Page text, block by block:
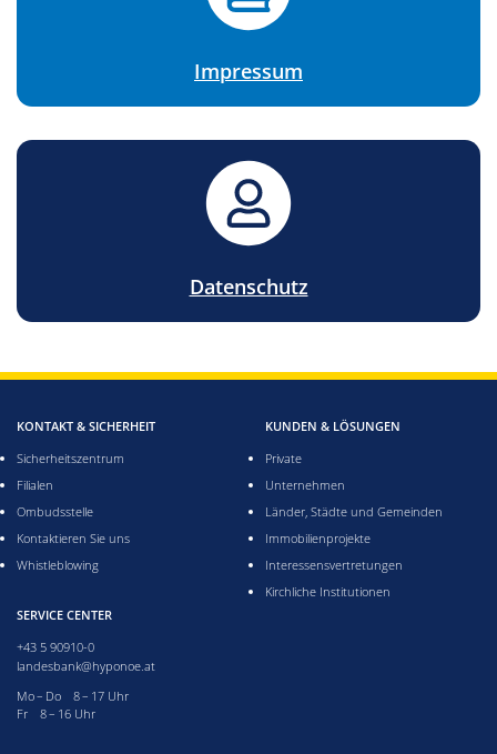
Impressum
Datenschutz
KONTAKT & SICHERHEIT
Sicherheitszentrum
Filialen
Ombudsstelle
Kontaktieren Sie uns
Whistleblowing
SERVICE CENTER
+43 5 90910-0
landesbank@hyponoe.at
Montag bis Donnerstag acht bis 17 Uhr
Mo – Do 8 – 17 Uhr
Freitag acht bis 16 Uhr
Fr 8 – 16 Uhr
KUNDEN & LÖSUNGEN
Private
Unternehmen
Länder, Städte und Gemeinden
Immobilienprojekte
Interessensvertretungen
Kirchliche Institutionen